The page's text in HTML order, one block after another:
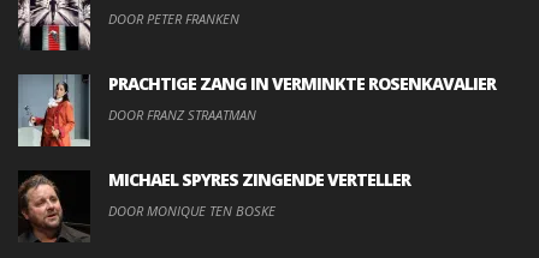
DOOR PETER FRANKEN
PRACHTIGE ZANG IN VERMINKTE ROSENKAVALIER
DOOR FRANZ STRAATMAN
MICHAEL SPYRES ZINGENDE VERTELLER
DOOR MONIQUE TEN BOSKE